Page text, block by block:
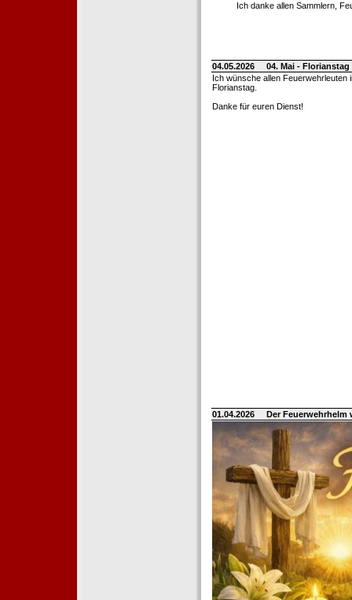
Ich danke allen Sammlern,
04.05.2026
04. Mai -
Ich wünsche allen Feuerwehrleuten
Florianstag.
Danke für euren Dienst!
01.04.2026 Der